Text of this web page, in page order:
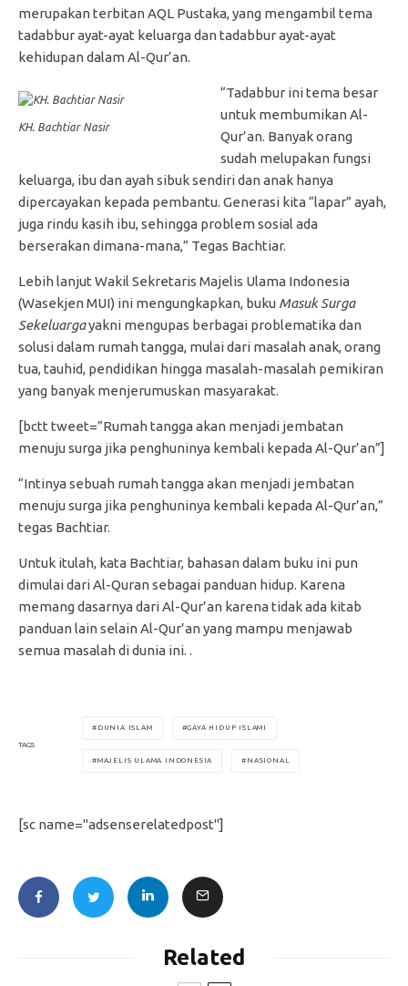
merupakan terbitan AQL Pustaka, yang mengambil tema
tadabbur ayat-ayat keluarga dan tadabbur ayat-ayat
kehidupan dalam Al-Qur’an.
KH. Bachtiar Nasir
“Tadabbur ini tema besar
untuk membumikan Al-
Qur’an. Banyak orang
sudah melupakan fungsi
keluarga, ibu dan ayah sibuk sendiri dan anak hanya
dipercayakan kepada pembantu. Generasi kita “lapar” ayah,
juga rindu kasih ibu, sehingga problem sosial ada
berserakan dimana-mana,” Tegas Bachtiar.
Lebih lanjut Wakil Sekretaris Majelis Ulama Indonesia
(Wasekjen MUI) ini mengungkapkan, buku Masuk Surga
Sekeluargayakni mengupas berbagai problematika dan
solusi dalam rumah tangga, mulai dari masalah anak, orang
tua, tauhid, pendidikan hingga masalah-masalah pemikiran
yang banyak menjerumuskan masyarakat.
[bctt tweet=”Rumah tangga akan menjadi jembatan
menuju surga jika penghuninya kembali kepada Al-Qur’an”]
“Intinya sebuah rumah tangga akan menjadi jembatan
menuju surga jika penghuninya kembali kepada Al-Qur’an,”
tegas Bachtiar.
Untuk itulah, kata Bachtiar, bahasan dalam buku ini pun
dimulai dari Al-Quran sebagai panduan hidup. Karena
memang dasarnya dari Al-Qur’an karena tidak ada kitab
panduan lain selain Al-Qur’an yang mampu menjawab
semua masalah di dunia ini. .
TAGS
DUNIA ISLAM GAYA HIDUP ISLAMI
MAJELIS ULAMA INDONESIA NASIONAL
[sc name="adsenserelatedpost"]
Related